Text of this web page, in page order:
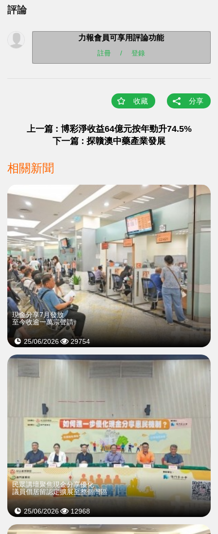
評論
力報會員可享用評論功能
註冊 / 登錄
收藏 分享
上一篇 : 博彩淨收益64億元按年勁升74.5%
下一篇 : 探贛澳中藥產業發展
相關新聞
現金分享7月發放
至今收逾一萬宗聲請
25/06/2026 29754
民眾講壇聚焦現金分享優化
議員倡居留認定擴展至整個灣區
25/06/2026 12968